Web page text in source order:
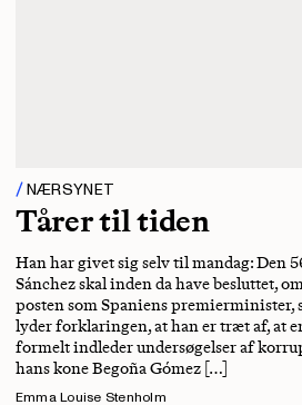
NÆRSYNET
Tårer til tiden
Han har givet sig selv til mandag: Den
Sánchez skal inden da have besluttet,
posten som Spaniens
lyder forklaringen, at han er træt af, at
formelt indleder undersøgelser af
hans kone Begoña Gómez […]
Emma Louise Stenholm